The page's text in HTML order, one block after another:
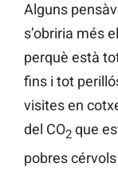
Alguns
s’obriria més
perquè està
fins i tot
visites en
del CO2 que
pobres